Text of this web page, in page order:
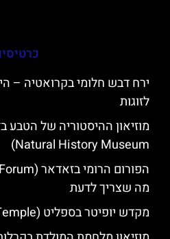
ירח דבש חלומי בקרואטיה –
לזוגות
Natural History Museum)
מה שצריך לדעת
מקדש יופיטר בספליט (Jupiter's Temple)